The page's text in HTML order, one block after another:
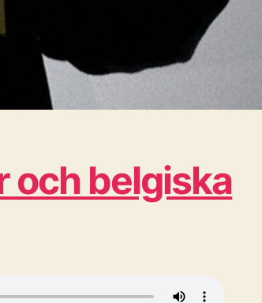
och belgiska